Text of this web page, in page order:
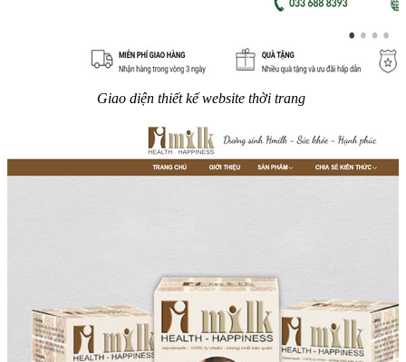
Giao diện thiết kế website thời trang